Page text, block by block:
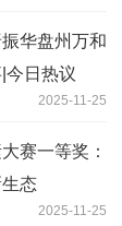
华盘州万和
今日热议
2025-11-25
赛一等奖：
态
2025-11-25